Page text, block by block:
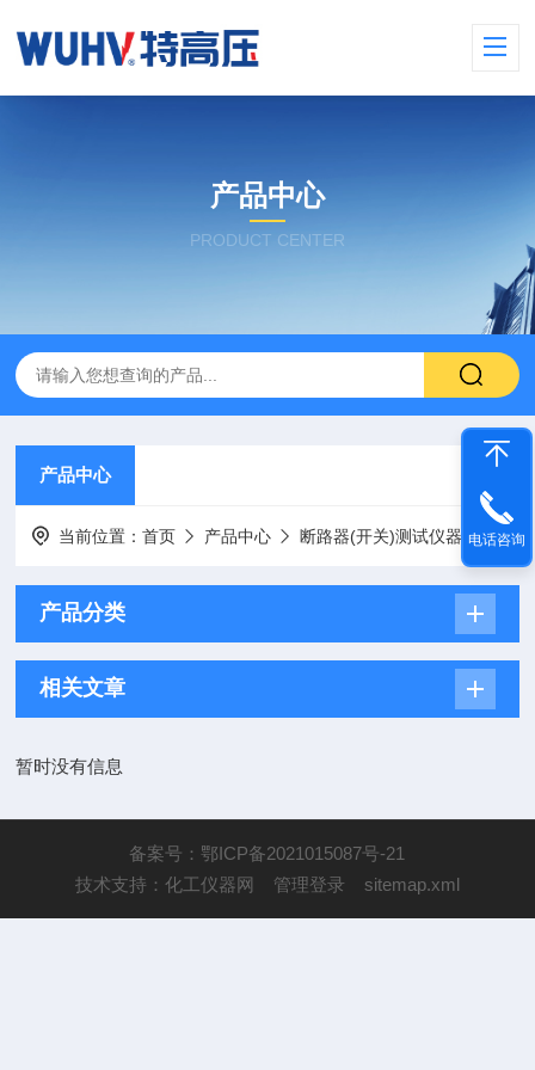
产品中心
PRODUCT CENTER
产品中心
当前位置：首页 产品中心 断路器(开关)测试仪器
产品分类
相关文章
暂时没有信息
备案号：鄂ICP备2021015087号-21
技术支持： 化工仪器网 管理登录 sitemap.xml
电话咨询